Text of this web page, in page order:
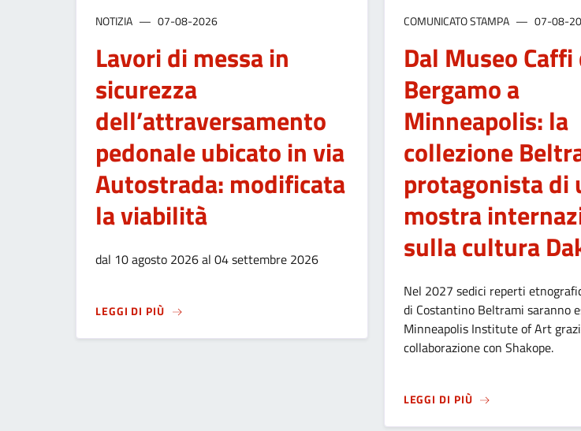
NOTIZIA 07-08-2026
Lavori di messa in
sicurezza
dell’attraversamento
pedonale ubicato in via
Autostrada: modificata
la viabilità
dal 10 agosto 2026 al 04 settembre 2026
LEGGI DI PIÙSULAVORI DI MESSA IN SICUREZZA DELL’ATTRAVERSAMENTO PEDONALE
COMUNICATO STAMPA 07-08-
Dal Museo Caffi
Bergamo a
Minneapolis: la
collezione
protagonista di
mostra
sulla cultura
Nel 2027 sedici reperti
di Costantino Beltrami saranno
Minneapolis Institute of Art
collaborazione con Shakope.
LEGGI DI PIÙSU